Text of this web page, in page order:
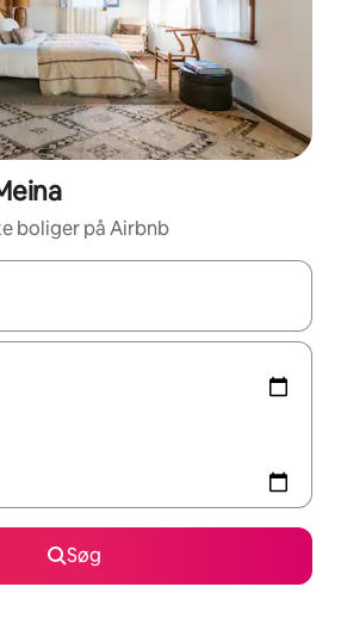
boliger på Airbnb
skal du navigere med
Søg